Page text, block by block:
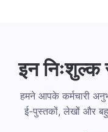
इन निःशुल्क
हमने आपके कर्मचारी
ई-पुस्तकों, लेखों और